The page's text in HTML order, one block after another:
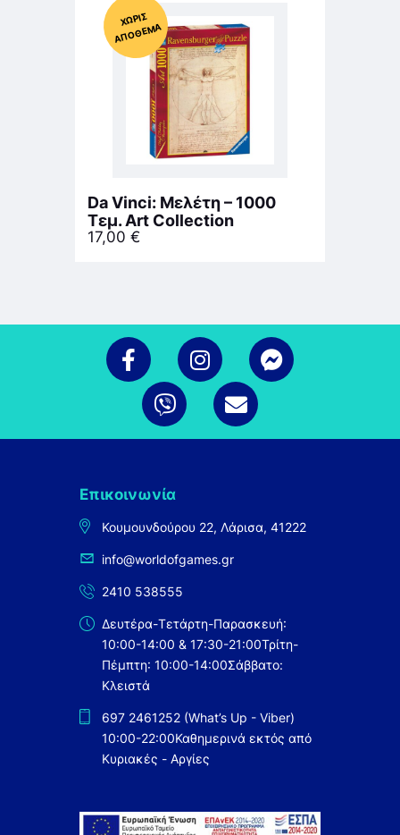
Χ
ΩΡΊΣ
Α
Π
Ό
ΘΕ
ΜΑ
Da Vinci: Μελέτη – 1000
Τεμ. Art Collection
17,00 €
Επικοινωνία
Κουμουνδούρου 22, Λάρισα, 41222
info@worldofgames.gr
2410 538555
Δευτέρα-Τετάρτη-Παρασκευή:
10:00-14:00 & 17:30-21:00Τρίτη-
Πέμπτη: 10:00-14:00Σάββατο:
Κλειστά
697 2461252 (What’s Up - Viber)
10:00-22:00Καθημερινά εκτός από
Κυριακές - Αργίες